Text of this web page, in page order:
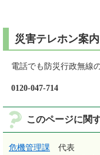
災害テレホン案内
電話でも防災行政無線
0120-047-714
このページに関
危機管理課
代表